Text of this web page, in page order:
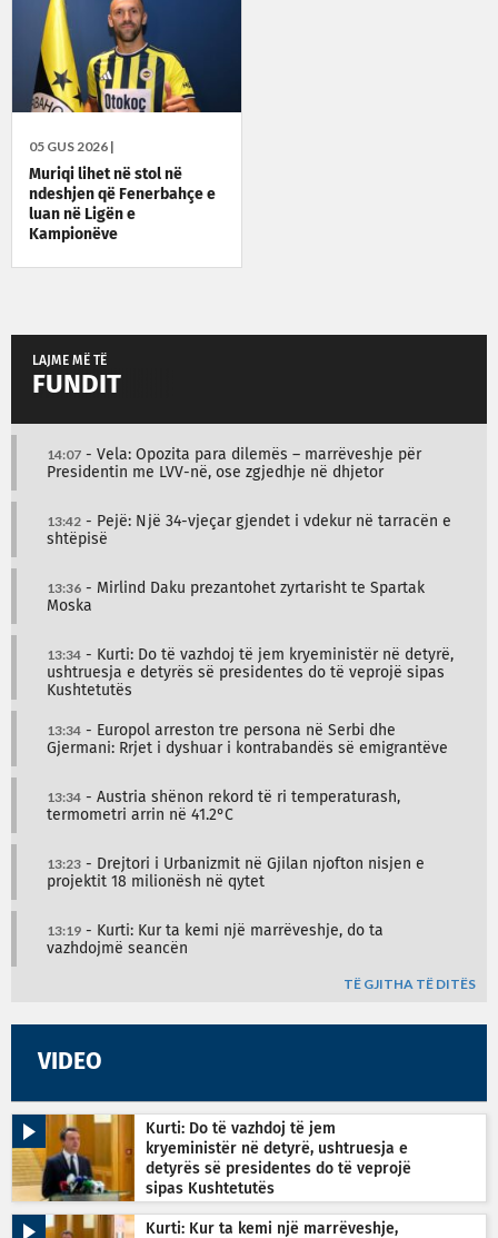
05 GUS 2026 |
Muriqi lihet në stol në
ndeshjen që Fenerbahçe e
luan në Ligën e
Kampionëve
LAJME MË TË
FUNDIT
14:07 - Vela: Opozita para dilemës – marrëveshje për
Presidentin me LVV-në, ose zgjedhje në dhjetor
13:42 - Pejë: Një 34-vjeçar gjendet i vdekur në tarracën e
shtëpisë
13:36 - Mirlind Daku prezantohet zyrtarisht te Spartak
Moska
13:34 - Kurti: Do të vazhdoj të jem kryeministër në detyrë,
ushtruesja e detyrës së presidentes do të veprojë sipas
Kushtetutës
13:34 - Europol arreston tre persona në Serbi dhe
Gjermani: Rrjet i dyshuar i kontrabandës së emigrantëve
13:34 - Austria shënon rekord të ri temperaturash,
termometri arrin në 41.2°C
13:23 - Drejtori i Urbanizmit në Gjilan njofton nisjen e
projektit 18 milionësh në qytet
13:19 - Kurti: Kur ta kemi një marrëveshje, do ta
vazhdojmë seancën
TË GJITHA TË DITËS
VIDEO
Kurti: Do të vazhdoj të jem
kryeministër në detyrë, ushtruesja e
detyrës së presidentes do të veprojë
sipas Kushtetutës
Kurti: Kur ta kemi një marrëveshje,